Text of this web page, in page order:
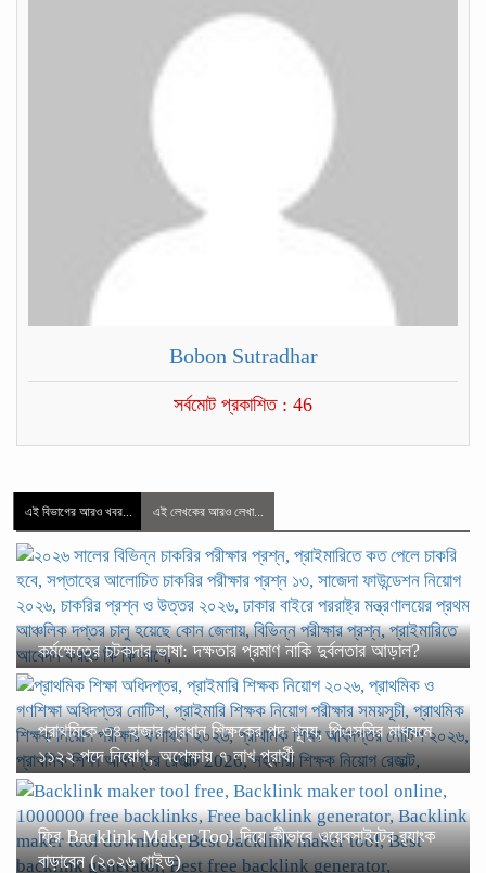
Bobon Sutradhar
সর্বমোট প্রকাশিত : 46
এই বিভাগের আরও খবর... এই লেখকের আরও লেখা...
কর্মক্ষেত্রে চটকদার ভাষা: দক্ষতার প্রমাণ নাকি দুর্বলতার আড়াল?
প্রাথমিকে ৩৪ হাজার প্রধান শিক্ষকের পদ শূন্য, পিএসসির মাধ্যমে
১১২২ পদে নিয়োগ, অপেক্ষায় ৭ লাখ প্রার্থী
ফ্রি Backlink Maker Tool দিয়ে কীভাবে ওয়েবসাইটের র‍্যাংক
বাড়াবেন (২০২৬ গাইড)